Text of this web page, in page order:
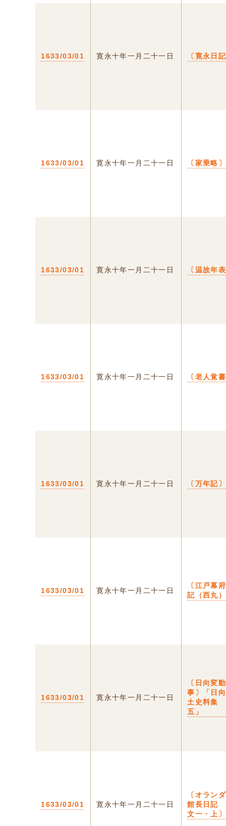
1633/03/01 寛永十年一月二十一日 〔寛永日
1633/03/01 寛永十年一月二十一日 〔家乗略〕
1633/03/01 寛永十年一月二十一日 〔温故年
1633/03/01 寛永十年一月二十一日 〔老人覚
1633/03/01 寛永十年一月二十一日 〔万年記〕
1633/03/01 寛永十年一月二十一日
〔江戸幕
記（西丸
1633/03/01 寛永十年一月二十一日
〔日向変
事〕「日
土史料集
五」
1633/03/01 寛永十年一月二十一日
〔オラン
館長日記
文一・上〕